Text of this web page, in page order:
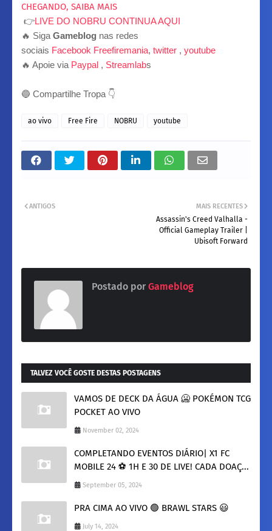
CHEGANDO, SAIBA MAIS
👉LIVE DO NOBRU CONTINUA AQUI
🔥 Siga Gameblog nas redes
sociais Facebook Freefiremania, twitter , youtube
🔥 Apoie via Paypal , Streamlabs
🔵 Compartilhe Tropa 👇
ao vivo Free Fire NOBRU youtube
MAIS RECENTES
Assassin's Creed Valhalla -
Official Gameplay Trailer |
Ubisoft Forward
ANTIGOS
Postado por Gameblog
TALVEZ VOCÊ GOSTE DESTAS POSTAGENS
VAMOS DE DECK DA ÁGUA 🥶 POKÉMON TCG
POCKET AO VIVO
November 02, 2024
COMPLETANDO EVENTOS DIÁRIO| X1 FC
MOBILE 24 ⚽ 1H E 30 DE LIVE! CADA DOAÇ...
September 05, 2024
PRA CIMA AO VIVO 🟢 BRAWL STARS 😃
July 14, 2024